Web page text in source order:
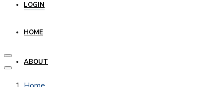
LOGIN
HOME
ABOUT